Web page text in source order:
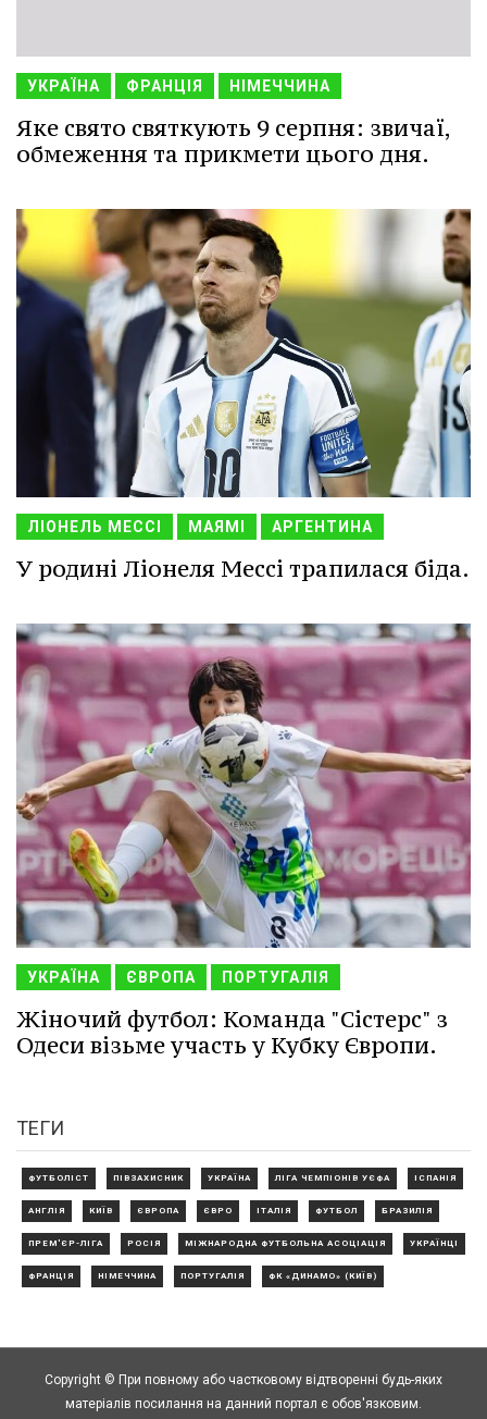
УКРАЇНА ФРАНЦІЯ НІМЕЧЧИНА
Яке свято святкують 9 серпня: звичаї,
обмеження та прикмети цього дня.
ЛІОНЕЛЬ МЕССІ МАЯМІ АРГЕНТИНА
У родині Ліонеля Мессі трапилася біда.
УКРАЇНА ЄВРОПА ПОРТУГАЛІЯ
Жіночий футбол: Команда "Сістерс" з
Одеси візьме участь у Кубку Європи.
ТЕГИ
ФУТБОЛІСТ ПІВЗАХИСНИК УКРАЇНА ЛІГА ЧЕМПІОНІВ УЄФА ІСПАНІЯ
АНГЛІЯ КИЇВ ЄВРОПА ЄВРО ІТАЛІЯ ФУТБОЛ БРАЗИЛІЯ
ПРЕМ'ЄР-ЛІГА РОСІЯ МІЖНАРОДНА ФУТБОЛЬНА АСОЦІАЦІЯ УКРАЇНЦІ
ФРАНЦІЯ НІМЕЧЧИНА ПОРТУГАЛІЯ ФК «ДИНАМО» (КИЇВ)
Copyright © При повному або частковому відтворенні будь-яких
матеріалів посилання на данний портал є обов'язковим.